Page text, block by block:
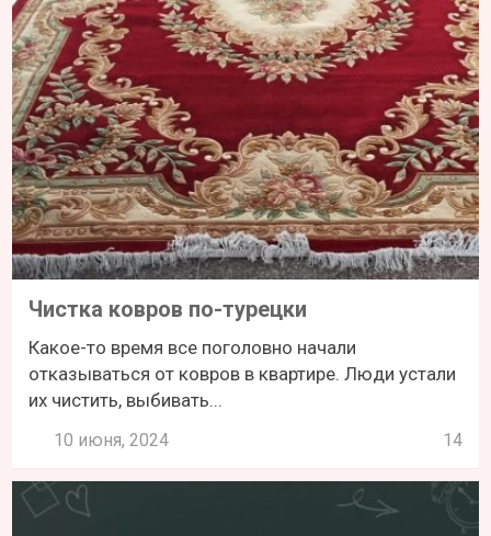
Чистка ковров по-турецки
Какое-то время все поголовно начали
отказываться от ковров в квартире. Люди устали
их чистить, выбивать...
10 июня, 2024 14